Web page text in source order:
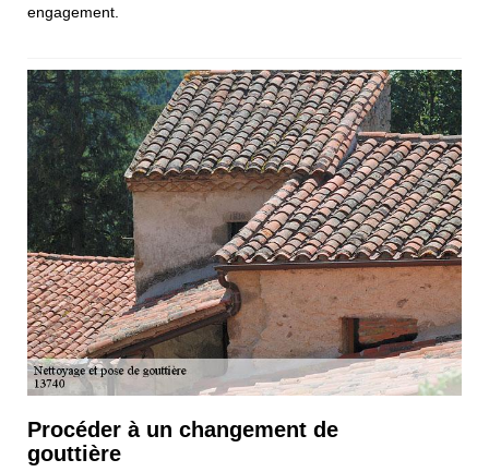
engagement.
Procéder à un changement de
gouttière